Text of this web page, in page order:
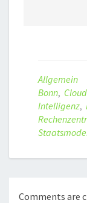
Allgemein
Bonn, Cloud
Intelligenz,
Comments are